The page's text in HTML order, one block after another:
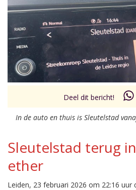
12.00 - 17.00 uur
Vorig uur
uur 1 van 0
Deel dit bericht!
In de auto en thuis is Sleutelstad
Sleutelstad terug
ether
Leiden, 23 februari 2026 om 22:16 uur